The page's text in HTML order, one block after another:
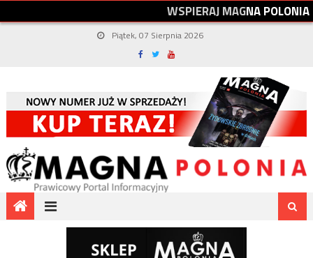
WSPIERAJMAGNAPOLONIA
Piątek, 07 Sierpnia 2026